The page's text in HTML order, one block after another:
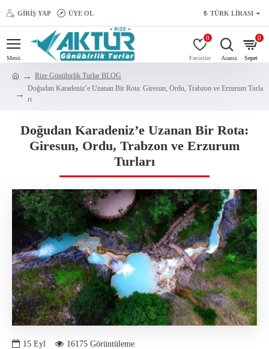
GIRIŞ YAP ÜYE OL ₺ TÜRK LIRASI
0 0
Rize Günübirlik Turlar BLOG
Doğudan Karadeniz’e Uzanan Bir Rota: Giresun, Ordu, Trabzon ve Erzurum Turla
rı
Doğudan Karadeniz’e Uzanan Bir Rota:
Giresun, Ordu, Trabzon ve Erzurum
Turları
15 Eyl 16175 Görüntüleme